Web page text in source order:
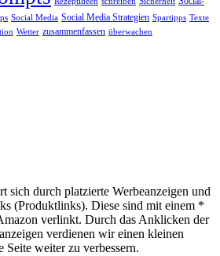
Social Media Social Media Strategien Spartipps Texte
Wetter zusammenfassen überwachen
sich durch platzierte Werbeanzeigen und
(Produktlinks). Diese sind mit einem *
verlinkt. Durch das Anklicken der
verdienen wir einen kleinen
Seite weiter zu verbessern.